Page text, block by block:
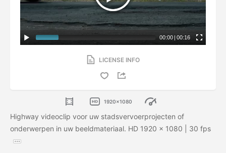
00:00 | 00:16
LICENSE INFO
1920x1080
Highway videoclip voor uw stadsvervoerprojecten of
onderwerpen in uw beeldmateriaal. HD 1920 x 1080 | 30 fps